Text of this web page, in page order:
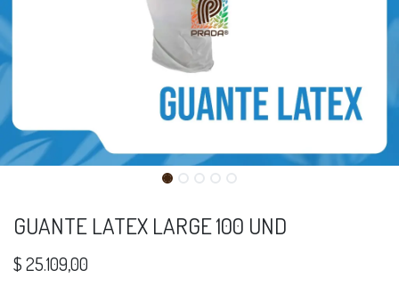
GUANTE LATEX LARGE 100 UND
$25.109,00